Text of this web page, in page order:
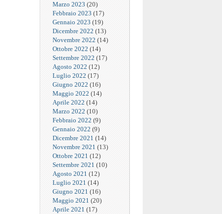
Marzo 2023 (20)
Febbraio 2023 (17)
Gennaio 2023 (19)
Dicembre 2022 (13)
Novembre 2022 (14)
Ottobre 2022 (14)
Settembre 2022 (17)
Agosto 2022 (12)
Luglio 2022 (17)
Giugno 2022 (16)
Maggio 2022 (14)
Aprile 2022 (14)
Marzo 2022 (10)
Febbraio 2022 (9)
Gennaio 2022 (9)
Dicembre 2021 (14)
Novembre 2021 (13)
Ottobre 2021 (12)
Settembre 2021 (10)
Agosto 2021 (12)
Luglio 2021 (14)
Giugno 2021 (16)
Maggio 2021 (20)
Aprile 2021 (17)